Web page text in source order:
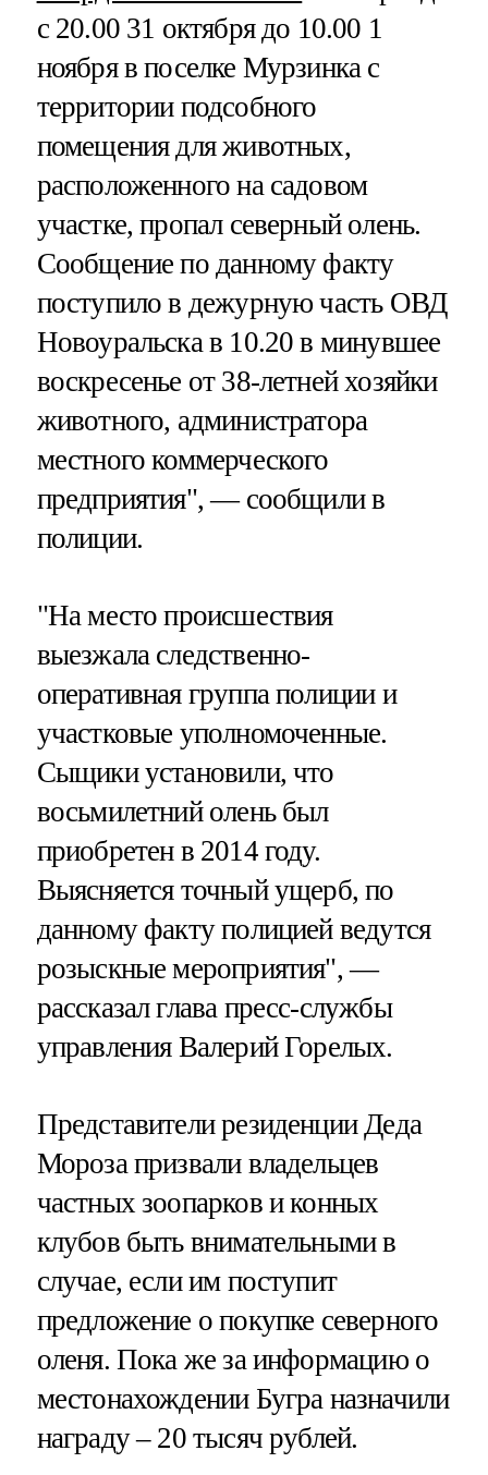
с 20.00 31 октября до 10.00 1
ноября в поселке Мурзинка с
территории подсобного
помещения для животных,
расположенного на садовом
участке, пропал северный олень.
Сообщение по данному факту
поступило в дежурную часть ОВД
Новоуральска в 10.20 в минувшее
воскресенье от 38-летней хозяйки
животного, администратора
местного коммерческого
предприятия", — сообщили в
полиции.
"На место происшествия
выезжала следственно-
оперативная группа полиции и
участковые уполномоченные.
Сыщики установили, что
восьмилетний олень был
приобретен в 2014 году.
Выясняется точный ущерб, по
данному факту полицией ведутся
розыскные мероприятия", —
рассказал глава пресс-службы
управления Валерий Горелых.
Представители резиденции Деда
Мороза призвали владельцев
частных зоопарков и конных
клубов быть внимательными в
случае, если им поступит
предложение о покупке северного
оленя. Пока же за информацию о
местонахождении Бугра назначили
награду – 20 тысяч рублей.